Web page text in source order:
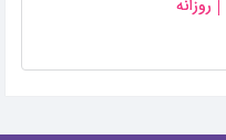
روزانه